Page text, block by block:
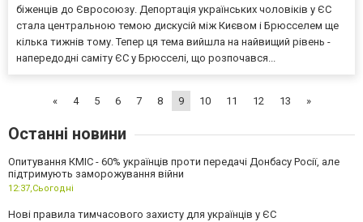
біженців до Євросоюзу. Депортація українських чоловіків у ЄС
стала центральною темою дискусій між Києвом і Брюсселем ще
кілька тижнів тому. Тепер ця тема вийшла на найвищий рівень -
напередодні саміту ЄС у Брюсселі, що розпочався...
« 4 5 6 7 8 9 10 11 12 13 »
Останні новини
Опитування КМІС - 60% українців проти передачі Донбасу Росії, але
підтримують заморожування війни
12:37,Сьогодні
Нові правила тимчасового захисту для українців у ЄС